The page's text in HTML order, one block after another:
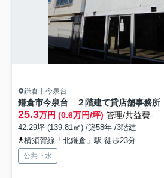
鎌倉市今泉台
鎌倉市今泉台 ２階建て貸店舗事務所
25.3万円 (0.6万円/坪) 管理/共益費-
42.29坪 (139.81㎡) /築58年 /3階建
横須賀線「北鎌倉」駅 徒歩23分
公共下水